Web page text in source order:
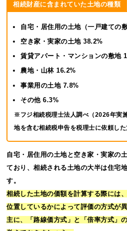
相続財産に含まれていた土地の種類
自宅・居住用の土地（一戸建ての
空き家・実家の土地 38.2%
賃貸アパート・マンションの敷地
農地・山林 16.2%
事業用の土地 7.8%
その他 6.3%
※フジ相続税理士法人調べ（2026年実
地を含む相続税申告を税理士に依頼した
自宅・居住用の土地と空き家・実家の
ており、相続される土地の大半は住宅
す。
相続した土地の価額を計算する際には
位置しているかによって評価の方式が異
主に、「路線価方式」と「倍率方式」